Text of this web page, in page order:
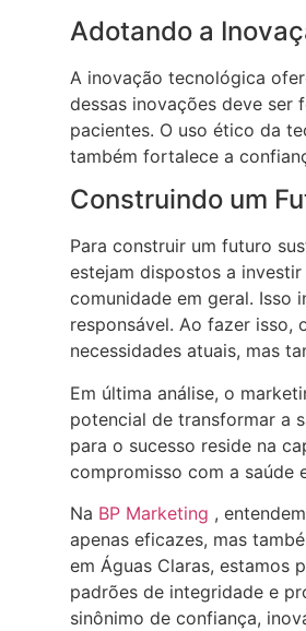
Adotando a
A inovação tecnológica
dessas inovações deve
pacientes. O uso ético da
também fortalece a
Construindo um
Para construir um futuro
estejam dispostos a
comunidade em geral. Isso
responsável. Ao fazer isso,
necessidades atuais, mas
Em última análise, o
potencial de transformar a
para o sucesso reside na
compromisso com a saúde
Na BP Marketing ,
apenas eficazes, mas
em Águas Claras, estamos
padrões de integridade e
sinônimo de confiança,